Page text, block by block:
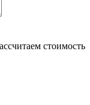
стоимость